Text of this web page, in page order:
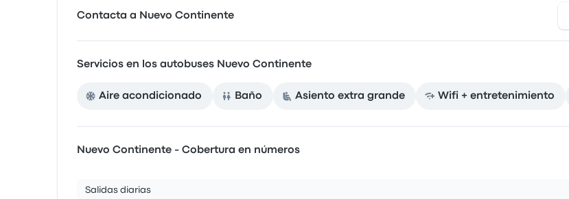
Contacta a Nuevo Continente
Servicios en los autobuses Nuevo Continente
Aire acondicionado Baño Asiento extra grande Wifi + entretenimiento
Nuevo Continente - Cobertura en números
Salidas diarias